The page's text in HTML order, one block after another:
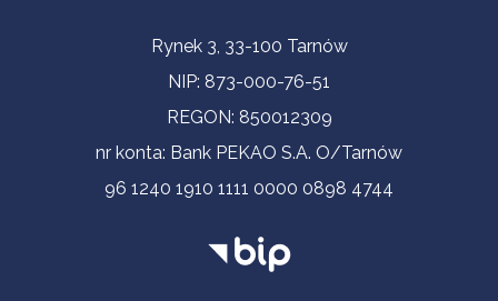
Informacje kontaktoweRynek 3, 33-100 Tarnów
NIP: 873-000-76-51
REGON: 850012309
nr konta: Bank PEKAO S.A. O/Tarnów
96 1240 1910 1111 0000 0898 4744